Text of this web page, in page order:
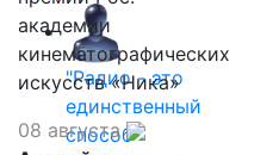
"Радио - это
единственный
способ
академии
кинематографических
искусств «Ника»
08 августа